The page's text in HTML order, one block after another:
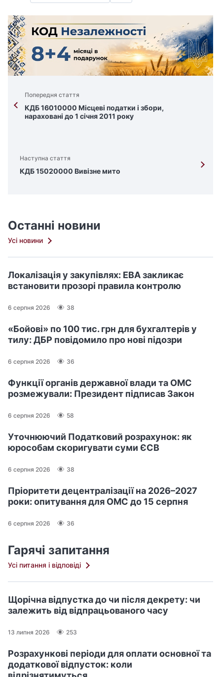
Попередня стаття
КДБ 16010000 Місцеві податки і збори,
нараховані до 1 січня 2011 року
Наступна стаття
КДБ 15020000 Вивізне мито
Останні новини
Усі новини
Локалізація у закупівлях: ЕВА закликає
встановити прозорі правила контролю
6 серпня 2026 38
«Бойові» по 100 тис. грн для бухгалтерів у
тилу: ДБР повідомило про нові підозри
6 серпня 2026 36
Функції органів державної влади та ОМС
розмежували: Президент підписав Закон
6 серпня 2026 58
Уточнюючий Податковий розрахунок: як
юрособам скоригувати суми ЄСВ
6 серпня 2026 38
Пріоритети децентралізації на 2026–2027
роки: опитування для ОМС до 15 серпня
6 серпня 2026 36
Гарячі запитання
Усі питання і відповіді
Щорічна відпустка до чи після декрету: чи
залежить від відпрацьованого часу
13 липня 2026 253
Розрахункові періоди для оплати основної та
додаткової відпусток: коли